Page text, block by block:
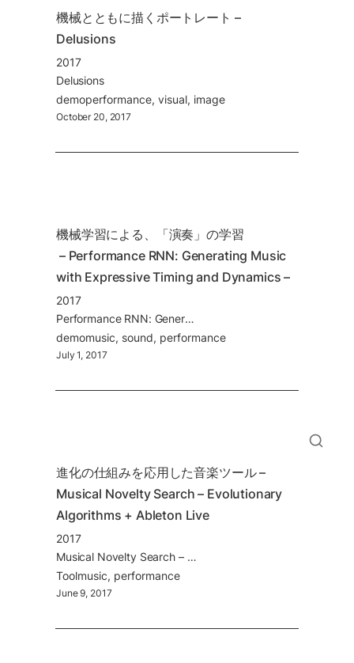
機械とともに描くポートレート –
Delusions
2017
Delusions
demoperformance visual image
October 20, 2017
機械学習による、「演奏」の学習
with Expressive Timing and Dynamics –
2017
Performance RNN: Generating Music with Expressive Timing and Dynamics
demomusic sound performance
July 1, 2017
進化の仕組みを応用した音楽ツール –
Musical Novelty Search – Evolutionary
Algorithms + Ableton Live
2017
Musical Novelty Search – Evolutionary Algorithms + Ableton Live
Toolmusic performance
June 9, 2017